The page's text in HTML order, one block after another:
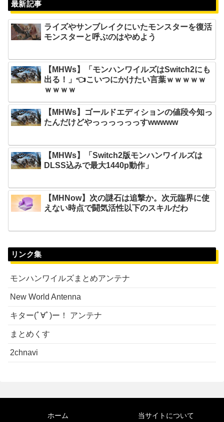
最新記事
ライズやサンブレイクにいたモンスターを復活
モンスターと呼ぶのはやめよう
【MHWs】「モンハンワイルズはSwitch2にも
出る！」👈こいつにかけたい言葉ｗｗｗｗｗ
ｗｗｗｗ
【MHWs】ゴールドエディションの値段今知っ
たんだけどやっっっっっっすwwwww
【MHWs】「Switch2版モンハンワイルズは
DLSS込みで最大1440p動作」
【MHNow】次の謎石は追撃か。次元臨界に使
えない時点で闘気活性以下のスキルだわ
リンク集
モンハンワイルズまとめアンテナ
New World Antenna
キター(ﾟ∀ﾟ)ー！ アンテナ
まとめくす
2chnavi
ホーム 当サイトについて